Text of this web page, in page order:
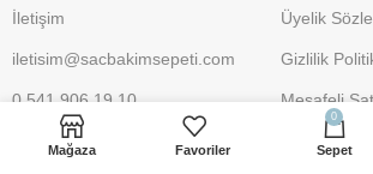
İletişim
iletisim@sacbakimsepeti.com
0 541 906 19 10
Üyelik
Gizlilik
Mesafeli
Şartlar ve
Mağaza Favoriler
0
Sepet